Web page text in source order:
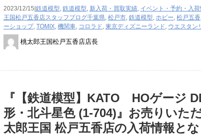
2023/12/15| 鉄道模型, 鉄道模型, 新入荷・買取実績, イベント・予約・入荷
王国松戸五香店スタッフブログ千葉県, 松戸市, 鉄道模型, ホビー, 松戸五香
ーショップ, TOMIX, 機関車, コロラド, 東京ディズニーランド, ウエスタン
桃太郎王国松戸五香店店長
『【鉄道模型】KATO HOゲージ
形・北斗星色 (1-704)』お売りいた
太郎王国 松戸五香店の入荷情報とな